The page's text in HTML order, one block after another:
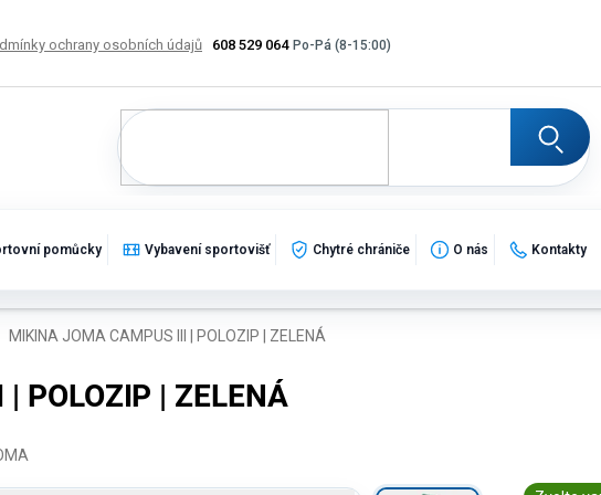
608 529 064
ochrany osobních údajů Výměna, vrácení a reklamace zboží
pomůcky Vybavení sportovišť Chytré chrániče O nás Kontakty
MIKINA JOMA CAMPUS III | POLOZIP | ZELENÁ
POLOZIP | ZELENÁ